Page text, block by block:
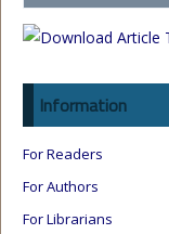
Information
For Readers
For Authors
For Librarians